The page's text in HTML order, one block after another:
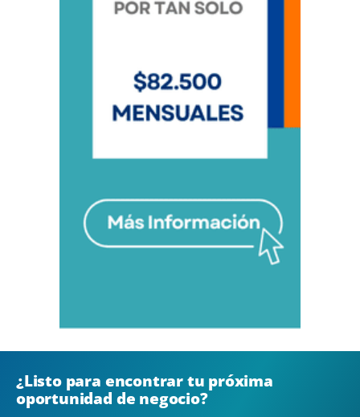
¿Listo para encontrar tu próxima
oportunidad de negocio?